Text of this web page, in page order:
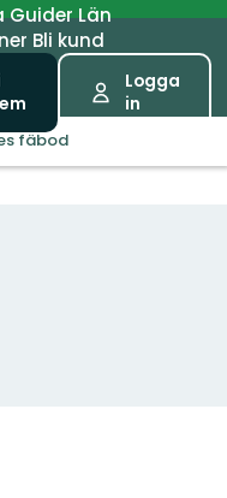
GuiderLän
Bli kund
Logga
in
fäbod